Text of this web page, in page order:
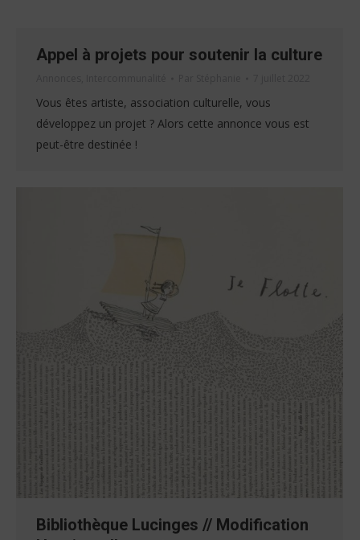
Appel à projets pour soutenir la culture
Vous êtes artiste, association culturelle, vous
développez un projet ? Alors cette annonce vous est
peut-être destinée !
Bibliothèque Lucinges // Modification